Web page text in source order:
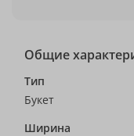
Общие
Тип
Букет
Ширина